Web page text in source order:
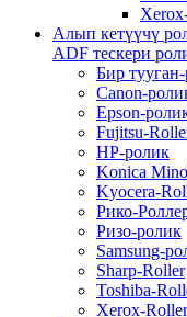
Алып кетүүчү
ADF тескери
Бир
Canon-
Epson-
Fujitsu-
HP-ролик
Konica
Kyocera-
Рико-
Ризо-ролик
Samsung-
Sharp-Roller
Toshiba-
Xerox-Roller